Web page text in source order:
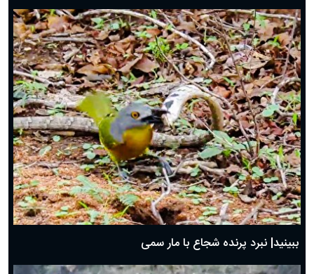
ببینید| نبرد پرنده شجاع با مار سمی